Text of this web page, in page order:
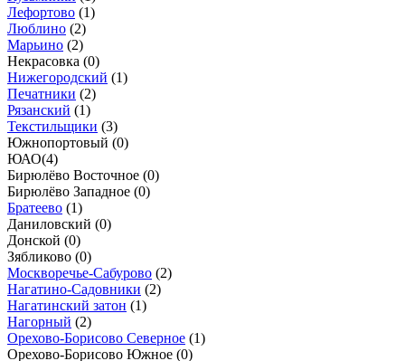
Лефортово (1)
Люблино (2)
Марьино (2)
Некрасовка (0)
Нижегородский (1)
Печатники (2)
Рязанский (1)
Текстильщики (3)
Южнопортовый (0)
ЮАО(4)
Бирюлёво Восточное (0)
Бирюлёво Западное (0)
Братеево (1)
Даниловский (0)
Донской (0)
Зябликово (0)
Москворечье-Сабурово (2)
Нагатино-Садовники (2)
Нагатинский затон (1)
Нагорный (2)
Орехово-Борисово Северное (1)
Орехово-Борисово Южное (0)